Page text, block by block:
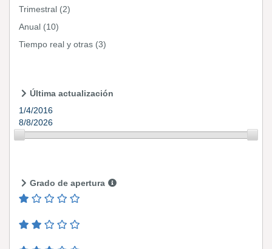
Trimestral (2)
Anual (10)
Tiempo real y otras (3)
Última actualización
1/4/2016
8/8/2026
Grado de apertura